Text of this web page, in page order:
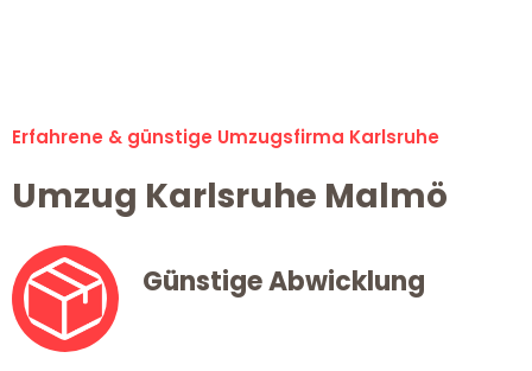
Erfahrene & günstige Umzugsfirma Karlsruhe
Umzug Karlsruhe Malmö
Günstige Abwicklung